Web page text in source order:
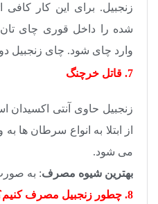
زنجبیل. برای این کار
شده را داخل قوری چای تان
وارد چای شود. چای زنجبیل
7. قاتل خرچنگ
زنجبیل حاوی آنتی اکسیدان
از ابتلا به انواع سرطان
می شود.
بهترین شیوه مصرف: به
8. چطور زنجبیل مصرف کنیم؟